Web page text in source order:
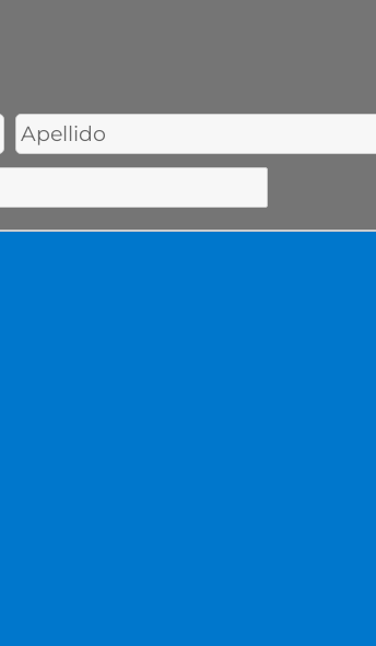
Last
Name